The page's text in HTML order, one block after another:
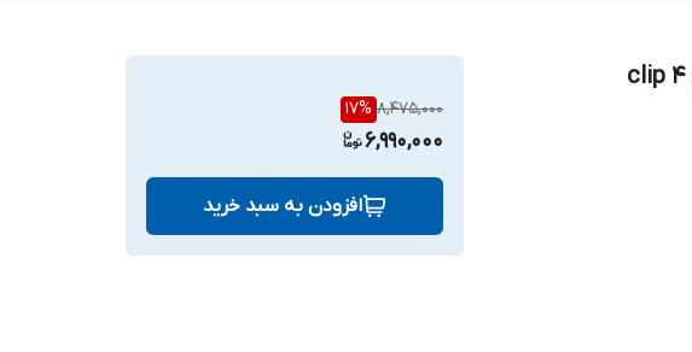
8,475,000
17%
6,990,000
افزودن به سبد خرید